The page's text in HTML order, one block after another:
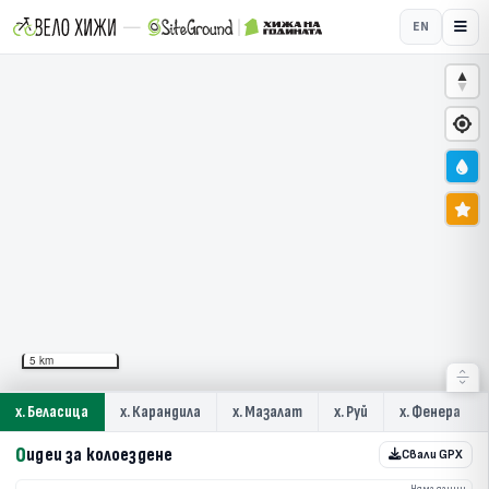
х. Беласица х. Карандила х. Мазалат х. Руй
х. Фенера
0идеи за колоездене Свали GPX
5 km